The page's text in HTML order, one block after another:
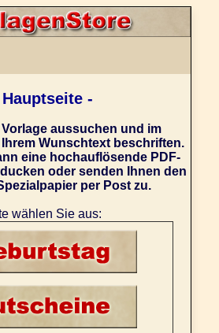
-
aussuchen und im
Wunschtext beschriften.
eine hochauflösende PDF-
oder senden Ihnen den
per Post zu.
wählen Sie aus: